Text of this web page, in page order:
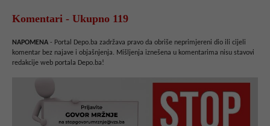
Komentari - Ukupno 119
NAPOMENA - Portal Depo.ba zadržava pravo da obriše neprimjereni dio ili cijeli
komentar bez najave i objašnjenja. Mišljenja iznešena u komentarima nisu stavovi
redakcije web portala Depo.ba!